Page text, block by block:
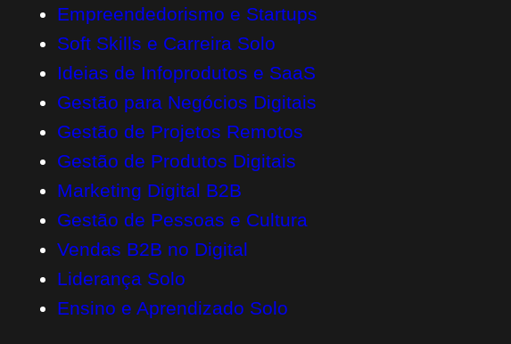
Empreendedorismo e Startups
Soft Skills e Carreira Solo
Ideias de Infoprodutos e SaaS
Gestão para Negócios Digitais
Gestão de Projetos Remotos
Gestão de Produtos Digitais
Marketing Digital B2B
Gestão de Pessoas e Cultura
Vendas B2B no Digital
Liderança Solo
Ensino e Aprendizado Solo